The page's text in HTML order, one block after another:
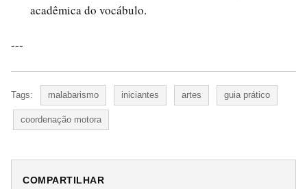
acadêmica do vocábulo.
---
Tags: malabarismo iniciantes artes guia prático
coordenação motora
COMPARTILHAR